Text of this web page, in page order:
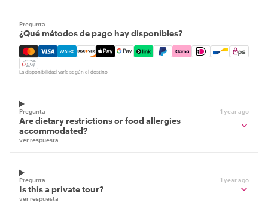
Pregunta
¿Qué métodos de pago hay disponibles?
Mastercard, Visa, Amex, Discover, Apple Pay, Google
La disponibilidad varía según el destino
Pregunta 1 year ago
Are dietary restrictions or food allergies
accommodated?
ver respuesta
Pregunta 1 year ago
Is this a private tour?
ver respuesta